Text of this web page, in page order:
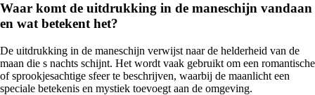
Waar komt de uitdrukking in de maneschijn vandaan
en wat betekent het?
De uitdrukking in de maneschijn verwijst naar de helderheid van de
maan die s nachts schijnt. Het wordt vaak gebruikt om een romantische
of sprookjesachtige sfeer te beschrijven, waarbij de maanlicht een
speciale betekenis en mystiek toevoegt aan de omgeving.